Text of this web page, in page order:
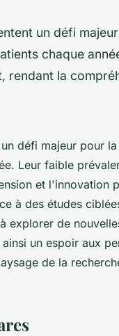
un défi
chaque
rendant la
défi majeur pour
Leur faible
et l'innovation
à des études
explorer de
un espoir aux
de la